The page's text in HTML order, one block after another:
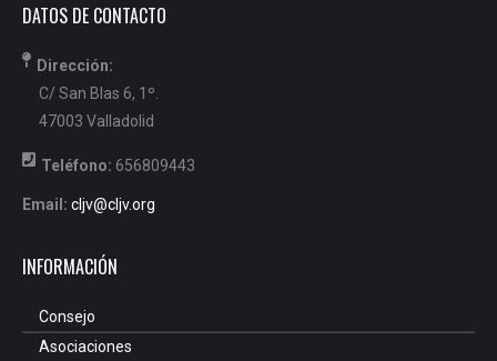
DATOS DE CONTACTO
Dirección:
C/ San Blas 6, 1º.
47003 Valladolid
Teléfono: 656809443
Email: cljv@cljv.org
INFORMACIÓN
Consejo
Asociaciones